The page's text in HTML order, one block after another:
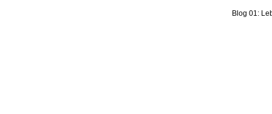
Blog 01: